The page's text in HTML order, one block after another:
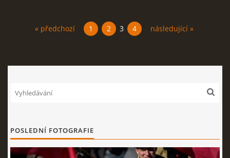
« předchozí 1 2 3 4 následující »
POSLEDNÍ FOTOGRAFIE